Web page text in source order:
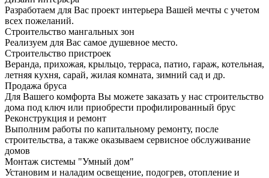
Разработаем для Вас проект интерьера Вашей мечты с учетом
всех пожеланий.
Строительство мангальных зон
Реализуем для Вас самое душевное место.
Строительство пристроек
Веранда, прихожая, крыльцо, терраса, патио, гараж, котельная,
летняя кухня, сарай, жилая комната, зимний сад и др.
Продажа бруса
Для Вашего комфорта Вы можете заказать у нас строительство
дома под ключ или приобрести профилированный брус
Реконструкция и ремонт
Выполним работы по капитальному ремонту, после
строительства, а также оказываем сервисное обслуживание
домов
Монтаж системы "Умный дом"
Установим и наладим освещение, подогрев, отопление и